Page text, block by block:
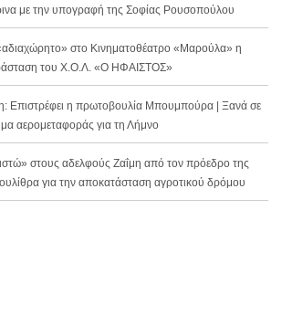
με την υπογραφή της Σοφίας Ρουσοπούλου
«αδιαχώρητο» στο Κινηματοθέατρο «Μαρούλα» η
του Χ.Ο.Λ. «Ο ΗΦΑΙΣΤΟΣ»
Επιστρέφει η πρωτοβουλία Μπουμπούρα | Ξανά σε
αερομεταφοράς για τη Λήμνο
στους αδελφούς Ζαΐμη από τον πρόεδρο της
για την αποκατάσταση αγροτικού δρόμου